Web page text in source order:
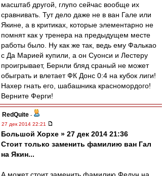
масштаб другой, глупо сейчас вообще их
сравнивать. Тут дело даже не в ван Гале или
Якине, а в критиках, которые элементарно не
помнят как у тренера на предыдущем месте
работы было. Ну как же так, ведь ему Фалькао
с Да Марией купили, а он Суонси и Лестеру
проигрывает, Бернли бляд сраный не может
обыграть и влетает ФК Донс 0:4 на кубок лиги!
Нахер гнать его, шабашника красномордого!
Верните Ферги!
RedQuite -
27 дек 2014 22:21
Большой Хорхе » 27 дек 2014 21:36
Стоит только заменить фамилию ван Гал
на Якин...